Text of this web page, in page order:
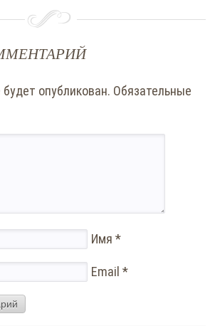
опубликован. Обязательные
Имя *
Email *